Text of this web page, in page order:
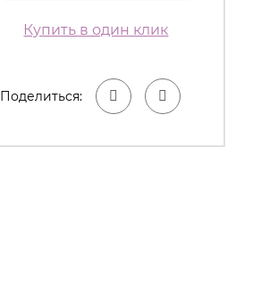
Купить в один клик
Поделиться: